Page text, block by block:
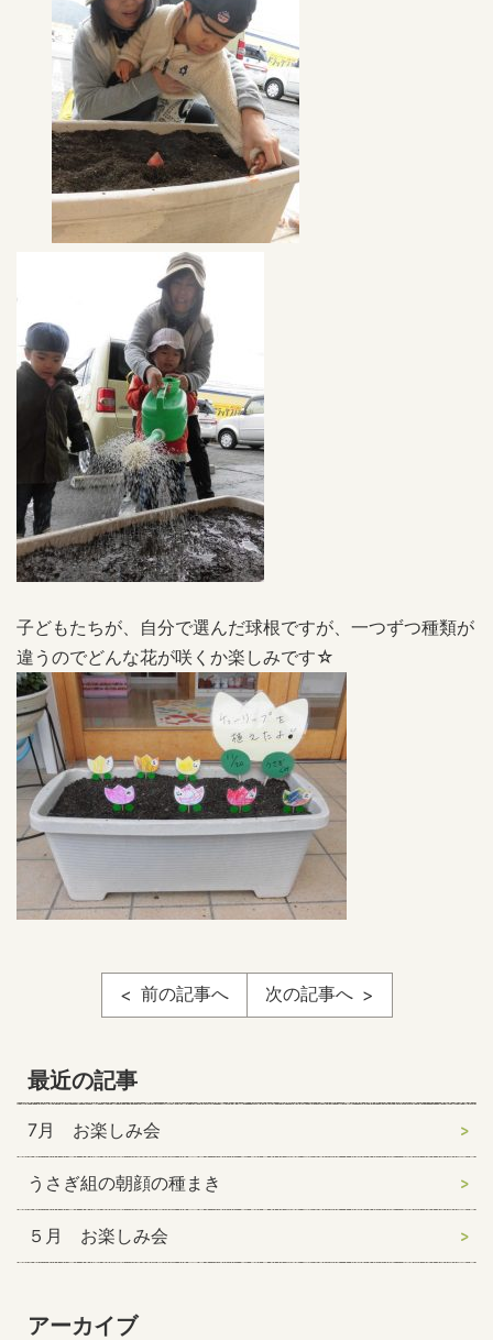
子どもたちが、自分で選んだ球根ですが、一つずつ種類が
違うのでどんな花が咲くか楽しみです☆
前の記事へ 次の記事へ
最近の記事
7月 お楽しみ会
うさぎ組の朝顔の種まき
５月 お楽しみ会
アーカイブ